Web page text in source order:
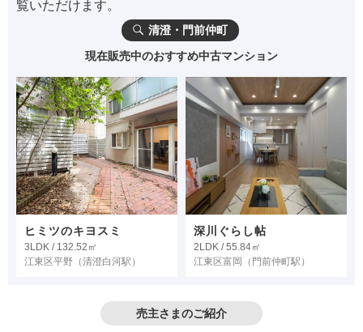
覧いただけます。
清澄・門前仲町
現在販売中のおすすめ中古マンション
ヒミツのキヨスミ
3LDK / 132.52㎡
江東区平野 （清澄白河駅）
深川ぐらし帖
2LDK / 55.84㎡
江東区富岡
（門前仲町駅）
売主さまのご紹介